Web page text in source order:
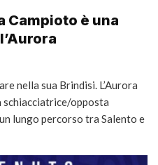
Campioto è una
nella sua Brindisi. L’Aurora
schiacciatrice/opposta
lungo percorso tra Salento e